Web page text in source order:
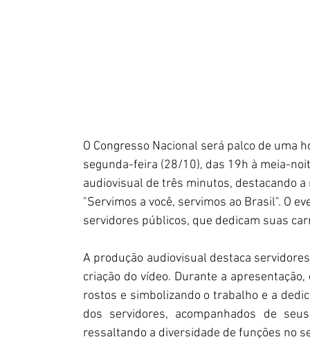
O Congresso Nacional será palco de uma
segunda-feira (28/10), das 19h à meia-
audiovisual de três minutos, destacando
"Servimos a você, servimos ao Brasil". O
servidores públicos, que dedicam suas
A produção audiovisual destaca
criação do vídeo. Durante a
rostos e simbolizando o trabalho e a
dos servidores, acompanhados de
ressaltando a diversidade de funções no